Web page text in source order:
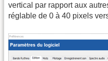
vertical par rapport aux
réglable de 0 à 40 pixels